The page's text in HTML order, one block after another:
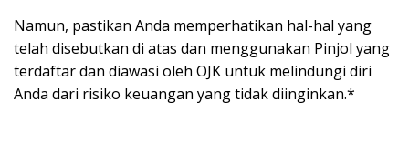
Namun, pastikan Anda memperhatikan hal-hal yang
telah disebutkan di atas dan menggunakan Pinjol yang
terdaftar dan diawasi oleh OJK untuk melindungi diri
Anda dari risiko keuangan yang tidak diinginkan.*